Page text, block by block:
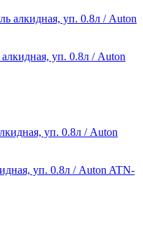
уп. 0.8л / Auton
уп. 0.8л / Auton ATN-